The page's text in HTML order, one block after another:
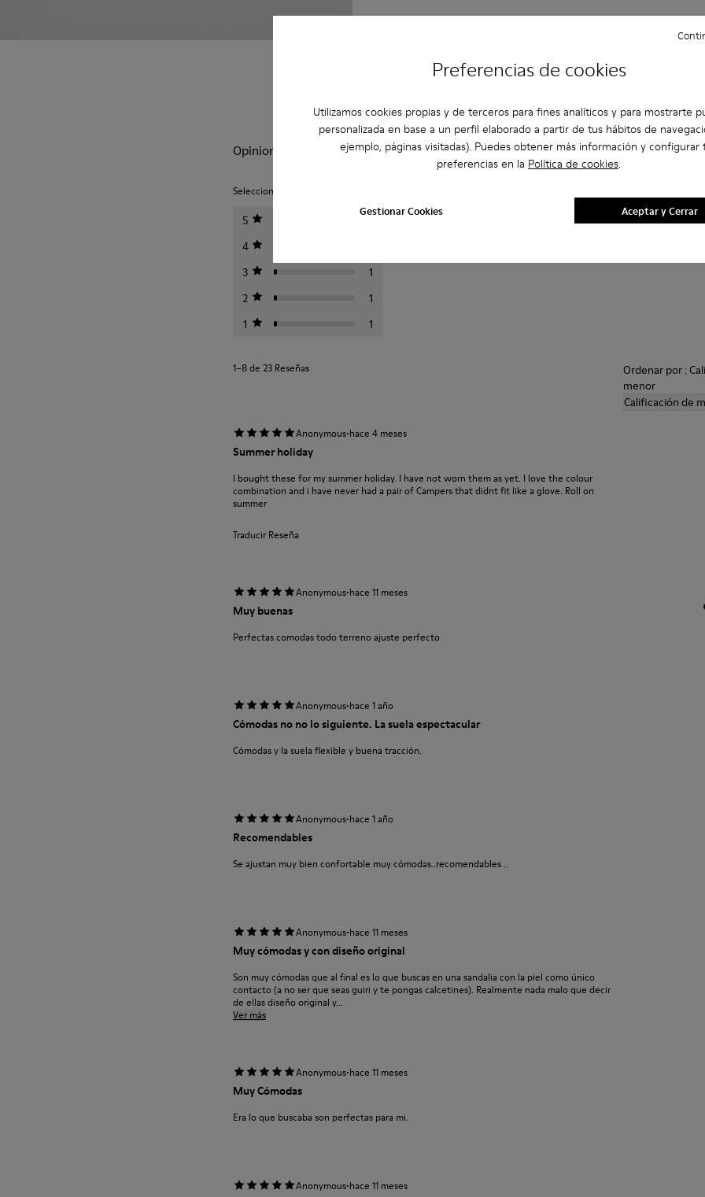
Preferencias de cookies
Utilizamos cookies propias y de terceros para fines analíticos y para mostrarte
personalizada en base a un perfil elaborado a partir de tus hábitos de
ejemplo, páginas visitadas). Puedes obtener más información y configurar
preferencias en la Política de cookies.
Gestionar Cookies Aceptar y Cerrar
Opiniones de Drift Trail Sandal
Seleccione una clasificación a continuación para filtrar las opiniones.
5
4
3
1
2
1
1
1
1–8 de 23 Reseñas
Ordenar por :
menor
Calificación de
Anonymous·hace 4 meses
Summer holiday
I bought these for my summer holiday. I have not worn them as yet. I love the colour
combination and i have never had a pair of Campers that didnt fit like a glove. Roll on
summer
Traducir Reseña
Anonymous·hace 11 meses
Muy buenas
Perfectas comodas todo terreno ajuste perfecto
Anonymous·hace 1 año
Cómodas no no lo siguiente. La suela espectacular
Cómodas y la suela flexible y buena tracción.
Anonymous·hace 1 año
Recomendables
Se ajustan muy bien confortable muy cómodas..recomendables ..
Anonymous·hace 11 meses
Muy cómodas y con diseño original
Son muy cómodas que al final es lo que buscas en una sandalia con la piel como único
contacto (a no ser que seas guiri y te pongas calcetines). Realmente nada malo que decir
de ellas diseño original y...
Ver más
Anonymous·hace 11 meses
Muy Cómodas
Era lo que buscaba son perfectas para mi.
Anonymous·hace 11 meses